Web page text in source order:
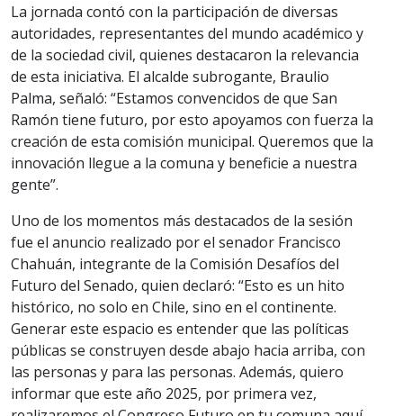
La jornada contó con la participación de diversas
autoridades, representantes del mundo académico y
de la sociedad civil, quienes destacaron la relevancia
de esta iniciativa. El alcalde subrogante, Braulio
Palma, señaló: “Estamos convencidos de que San
Ramón tiene futuro, por esto apoyamos con fuerza la
creación de esta comisión municipal. Queremos que la
innovación llegue a la comuna y beneficie a nuestra
gente”.
Uno de los momentos más destacados de la sesión
fue el anuncio realizado por el senador Francisco
Chahuán, integrante de la Comisión Desafíos del
Futuro del Senado, quien declaró: “Esto es un hito
histórico, no solo en Chile, sino en el continente.
Generar este espacio es entender que las políticas
públicas se construyen desde abajo hacia arriba, con
las personas y para las personas. Además, quiero
informar que este año 2025, por primera vez,